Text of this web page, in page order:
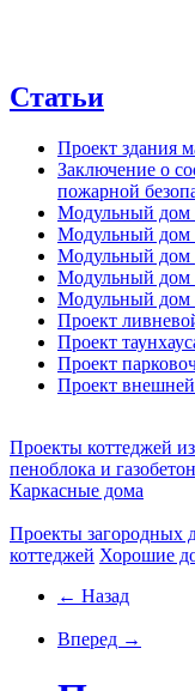
Статьи
Проект здания
Заключение о
пожарной
Модульный дом
Модульный дом
Модульный дом
Модульный дом
Модульный дом
Проект
Проект
Проект
Проект
Проекты коттеджей
пеноблока и
Каркасные дома
Проекты загородных
коттеджей Хорошие
← Назад
Вперед →